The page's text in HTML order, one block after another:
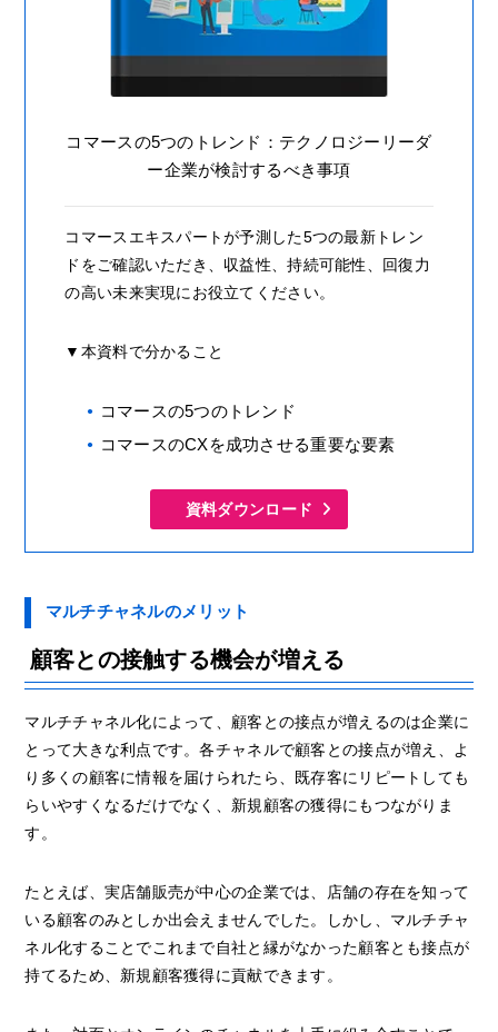
コマースの5つのトレンド：テクノロジーリーダ
ー企業が検討するべき事項
コマースエキスパートが予測した5つの最新トレン
ドをご確認いただき、収益性、持続可能性、回復力
の高い未来実現にお役立てください。
▼本資料で分かること
コマースの5つのトレンド
コマースのCXを成功させる重要な要素
資料ダウンロード
マルチチャネルのメリット
顧客との接触する機会が増える
マルチチャネル化によって、顧客との接点が増えるのは企業に
とって大きな利点です。各チャネルで顧客との接点が増え、よ
り多くの顧客に情報を届けられたら、既存客にリピートしても
らいやすくなるだけでなく、新規顧客の獲得にもつながりま
す。
たとえば、実店舗販売が中心の企業では、店舗の存在を知って
いる顧客のみとしか出会えませんでした。しかし、マルチチャ
ネル化することでこれまで自社と縁がなかった顧客とも接点が
持てるため、新規顧客獲得に貢献できます。